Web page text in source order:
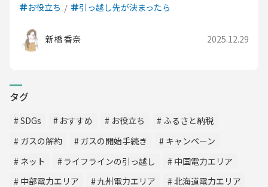
お役立ち 引っ越し先が決まったら
新橋 香奈 2025.12.29
タグ
SDGs おすすめ お役立ち
ふるさと納税
ガスの解約
ガスの開始手続き
キャンペーン
ネット
ライフラインの引っ越し
中国電力エリア
中部電力エリア
九州電力エリア
北海道電力エリア